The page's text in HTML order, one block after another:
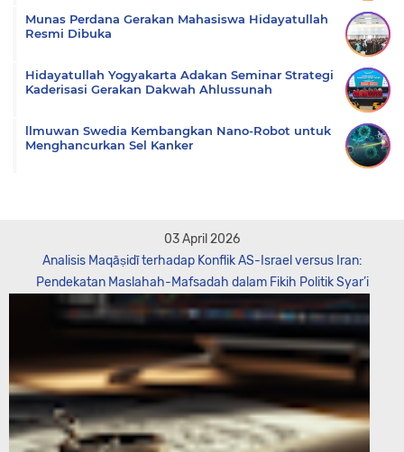
Munas Perdana Gerakan Mahasiswa Hidayatullah
Resmi Dibuka
Hidayatullah Yogyakarta Adakan Seminar Strategi
Kaderisasi Gerakan Dakwah Ahlussunah
llmuwan Swedia Kembangkan Nano-Robot untuk
Menghancurkan Sel Kanker
03 April 2026
Analisis Maqāṣidī terhadap Konflik AS-Israel versus Iran:
Pendekatan Maslahah-Mafsadah dalam Fikih Politik Syar’i